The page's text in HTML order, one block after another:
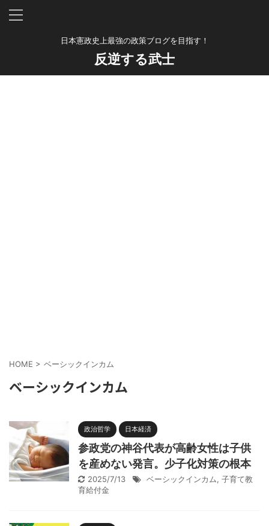
日本憲政史上最強の政策ブログを目指す！
反逆する武士
HOME > ベーシックインカム
ベーシックインカム
政治哲学 日本経済
参政党の神谷代表が高齢女性は子供
を産めない発言。少子化対策の根本
2025/7/13 ベーシックインカム, 子育て教
育給付金